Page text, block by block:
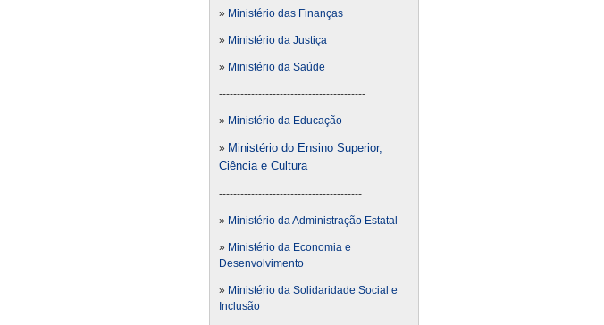
» Ministério das Finanças
» Ministério da Justiça
» Ministério da Saúde
-----------------------------------------
» Ministério da Educação
» Ministério do Ensino Superior,
Ciência e Cultura
----------------------------------------
» Ministério da Administração Estatal
» Ministério da Economia e
Desenvolvimento
» Ministério da Solidaridade Social e
Inclusão